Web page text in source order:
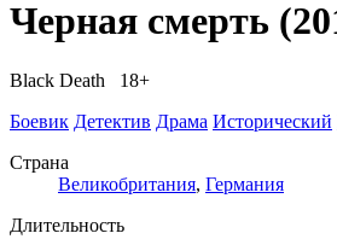
Черная смерть
Black Death 18+
Боевик Детектив Драма Исторический
Страна
Великобритания, Германия
Длительность